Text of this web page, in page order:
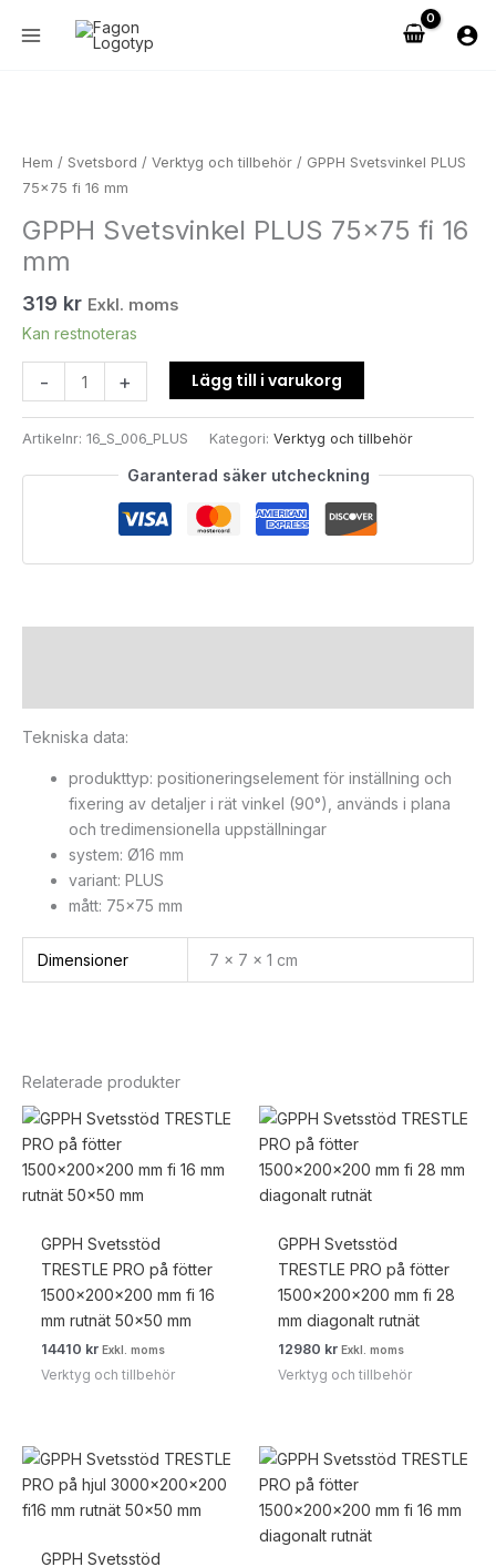
Hem / Svetsbord / Verktyg och tillbehör / GPPH Svetsvinkel PLUS
75×75 fi 16 mm
GPPH Svetsvinkel PLUS 75×75 fi 16
mm
319 kr Exkl. moms
Kan restnoteras
-
PLUS
75x75
16
mm
+ Lägg till i varukorg
Artikelnr: 16_S_006_PLUS Kategori: Verktyg och tillbehör
Garanterad säker utcheckning
Tekniska data:
produkttyp: positioneringselement för inställning och
fixering av detaljer i rät vinkel (90°), används i plana
och tredimensionella uppställningar
system: Ø16 mm
variant: PLUS
mått: 75×75 mm
Dimensioner 7 × 7 × 1 cm
Relaterade produkter
GPPH Svetsstöd
TRESTLE PRO på fötter
1500x200x200 mm fi 16
mm rutnät 50×50 mm
14410 kr Exkl. moms
Verktyg och tillbehör
GPPH Svetsstöd
TRESTLE PRO på fötter
1500x200x200 mm fi 28
mm diagonalt rutnät
12980 kr Exkl. moms
Verktyg och tillbehör
GPPH Svetsstöd
fi
16